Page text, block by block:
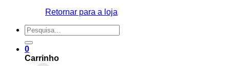
Retornar para a loja
Pesquisar
por:
0
Carrinho